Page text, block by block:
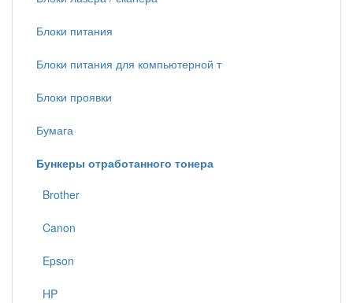
Блоки питания
Блоки питания для компьютерной т
Блоки проявки
Бумага
Бункеры отработанного тонера
Brother
Canon
Epson
HP